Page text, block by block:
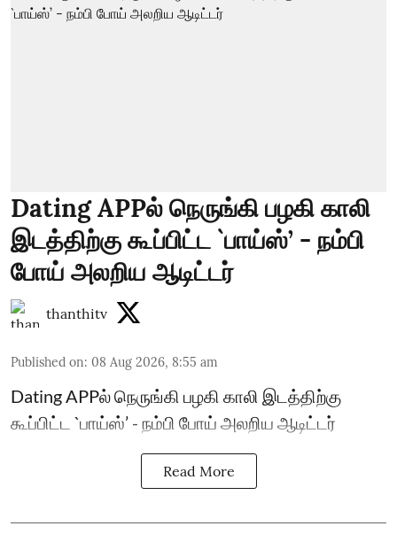
Dating APPல் நெருங்கி பழகி காலி
இடத்திற்கு கூப்பிட்ட `பாய்ஸ்’ - நம்பி
போய் அலறிய ஆடிட்டர்
thanthitv
Published on: 08 Aug 2026, 8:55 am
Dating APPல் நெருங்கி பழகி காலி இடத்திற்கு
கூப்பிட்ட `பாய்ஸ்’ - நம்பி போய் அலறிய ஆடிட்டர்
Read More